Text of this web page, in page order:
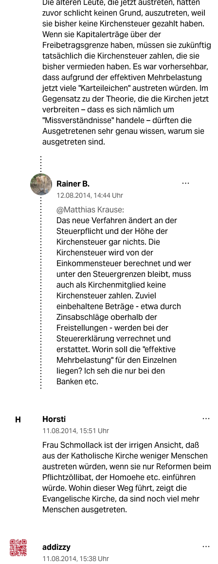
Die älteren Leute, die jetzt austreten, hatten
zuvor schlicht keinen Grund, auszutreten, weil
sie bisher keine Kirchensteuer gezahlt haben.
Wenn sie Kapitalerträge über der
Freibetragsgrenze haben, müssen sie zukünftig
tatsächlich die Kirchensteuer zahlen, die sie
bisher vermieden haben. Es war vorhersehbar,
dass aufgrund der effektiven Mehrbelastung
jetzt viele "Karteileichen" austreten würden. Im
Gegensatz zu der Theorie, die die Kirchen jetzt
verbreiten – dass es sich nämlich um
"Missverständnisse" handele – dürften die
Ausgetretenen sehr genau wissen, warum sie
ausgetreten sind.
Rainer B.
12.08.2014, 14:44 Uhr
@Matthias Krause:
Das neue Verfahren ändert an der
Steuerpflicht und der Höhe der
Kirchensteuer gar nichts. Die
Kirchensteuer wird von der
Einkommensteuer berechnet und wer
unter den Steuergrenzen bleibt, muss
auch als Kirchenmitglied keine
Kirchensteuer zahlen. Zuviel
einbehaltene Beträge - etwa durch
Zinsabschläge oberhalb der
Freistellungen - werden bei der
Steuererklärung verrechnet und
erstattet. Worin soll die "effektive
Mehrbelastung" für den Einzelnen
liegen? Ich seh die nur bei den
Banken etc.
H Horsti
11.08.2014, 15:51 Uhr
Frau Schmollack ist der irrigen Ansicht, daß
aus der Katholische Kirche weniger Menschen
austreten würden, wenn sie nur Reformen beim
Pflichtzöllibat, der Homoehe etc. einführen
würde. Wohin dieser Weg führt, zeigt die
Evangelische Kirche, da sind noch viel mehr
Menschen ausgetreten.
addizzy
11.08.2014, 15:38 Uhr